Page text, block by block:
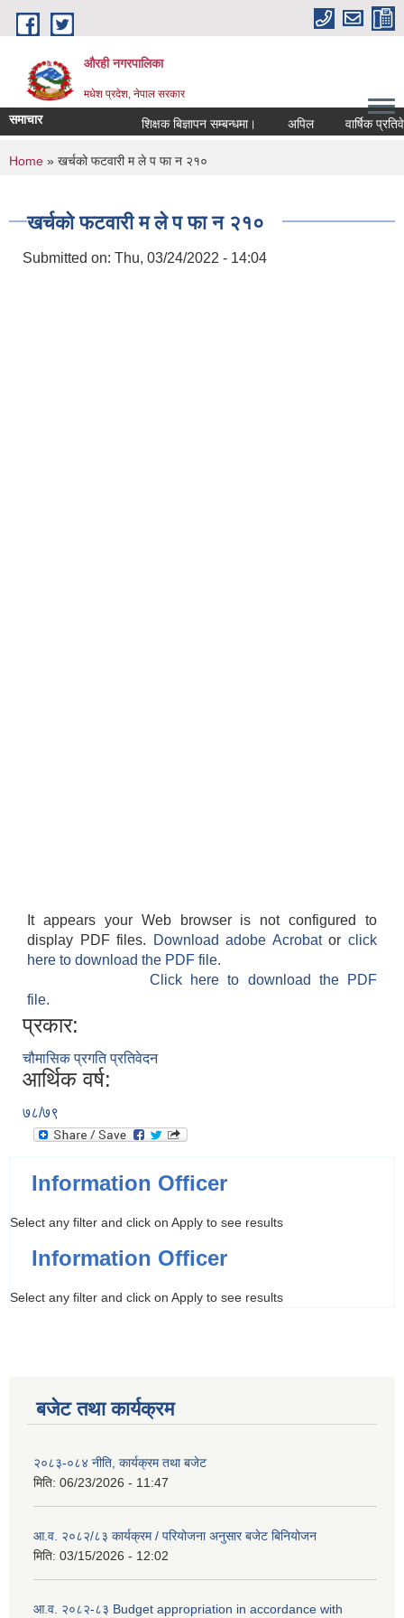
Skip to main content
औरही नगरपालिका
मधेश प्रदेश, नेपाल सरकार
समाचार शिक्षक बिज्ञापन सम्बन्धमा। अपिल वार्षिक
You are here
Home » खर्चको फटवारी म ले प फा न २१०
खर्चको फटवारी म ले प फा न २१०
Submitted on: Thu, 03/24/2022 - 14:04
It appears your Web browser is not configured to
display PDF files.
Download adobe Acrobatorclick
here to download the PDF file.
Click here to download the PDF
file.
प्रकार:
चौमासिक प्रगति प्रतिवेदन
आर्थिक वर्ष:
७८/७९
Information Officer
Select any filter and click on Apply to see results
Information Officer
Select any filter and click on Apply to see results
बजेट तथा कार्यक्रम
२०८३-०८४ नीति, कार्यक्रम तथा बजेट
मिति: 06/23/2026 - 11:47
आ.व. २०८२/८३ कार्यक्रम / परियोजना अनुसार बजेट बिनियोजन
मिति: 03/15/2026 - 12:02
आ.व. २०८२-८३ Budget appropriation in accordance with